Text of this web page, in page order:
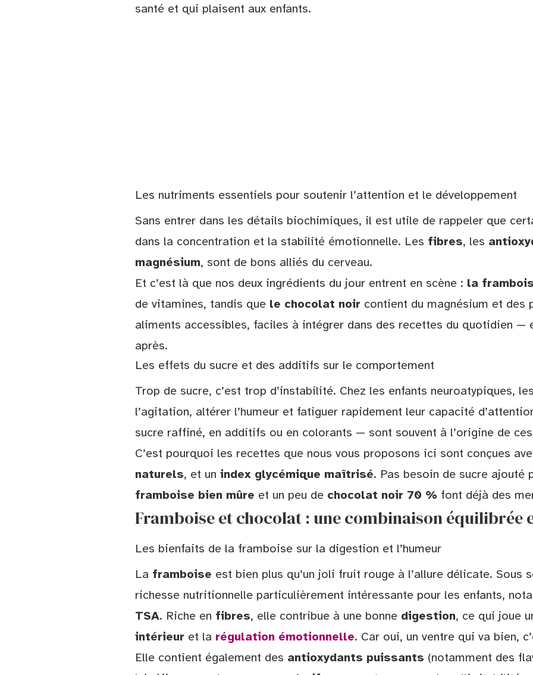
santé et qui plaisent aux enfants.
Les nutriments essentiels pour soutenir l’attention et le développement
Sans entrer dans les détails biochimiques, il est utile de rappeler que
dans la concentration et la stabilité émotionnelle. Les fibres, les
magnésium, sont de bons alliés du cerveau.
Et c’est là que nos deux ingrédients du jour entrent en scène : la
de vitamines, tandis que le chocolat noir contient du magnésium et des
aliments accessibles, faciles à intégrer dans des recettes du quotidien —
après.
Les effets du sucre et des additifs sur le comportement
Trop de sucre, c’est trop d’instabilité. Chez les enfants neuroatypiques,
l’agitation, altérer l’humeur et fatiguer rapidement leur capacité
sucre raffiné, en additifs ou en colorants — sont souvent à l’origine de
C’est pourquoi les recettes que nous vous proposons ici sont conçues
naturels, et un index glycémique maîtrisé. Pas besoin de sucre
framboise bien mûre et un peu de chocolat noir 70 % font déjà des
Framboise et chocolat : une combinaison équilibrée
Les bienfaits de la framboise sur la digestion et l’humeur
La framboise est bien plus qu’un joli fruit rouge à l’allure délicate. Sous
richesse nutritionnelle particulièrement intéressante pour les enfants,
TSA. Riche en fibres, elle contribue à une bonne digestion, ce qui joue
intérieur et la régulation émotionnelle. Car oui, un ventre qui va bien,
Elle contient également des antioxydants puissants (notamment des